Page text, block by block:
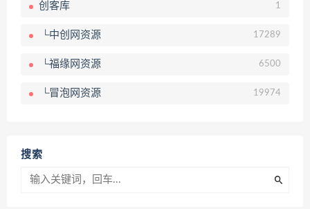
创客库 1
└中创网资源 17289
└福缘网资源 6500
└冒泡网资源 19974
搜索